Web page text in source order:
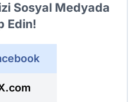
Sosyal Medyada
Edin!